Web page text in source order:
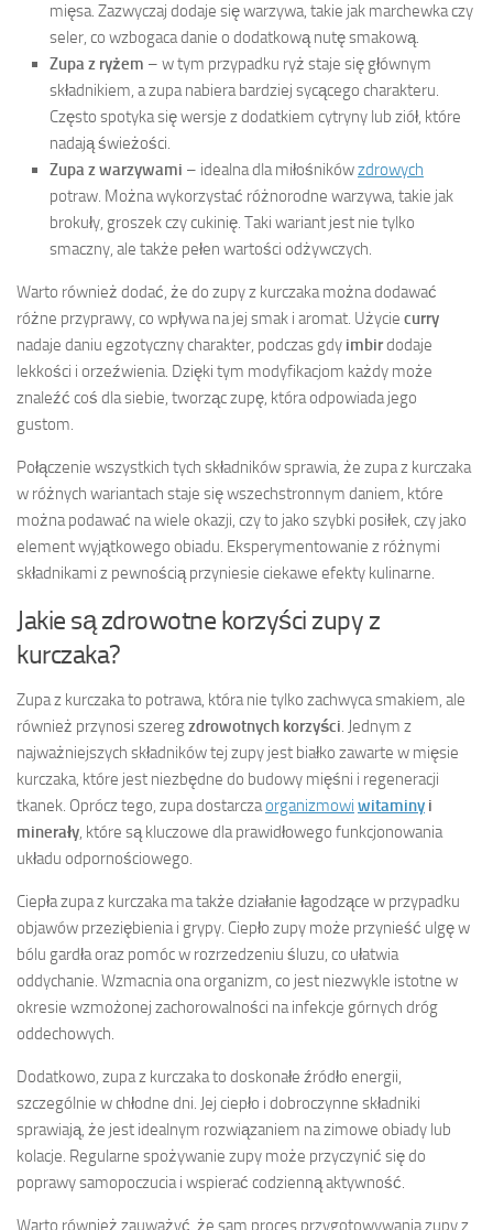
mięsa. Zazwyczaj dodaje się warzywa, takie jak marchewka czy
seler, co wzbogaca danie o dodatkową nutę smakową.
Zupa z ryżem – w tym przypadku ryż staje się głównym
składnikiem, a zupa nabiera bardziej sycącego charakteru.
Często spotyka się wersje z dodatkiem cytryny lub ziół, które
nadają świeżości.
Zupa z warzywami – idealna dla miłośnikówzdrowych
potraw. Można wykorzystać różnorodne warzywa, takie jak
brokuły, groszek czy cukinię. Taki wariant jest nie tylko
smaczny, ale także pełen wartości odżywczych.
Warto również dodać, że do zupy z kurczaka można dodawać
różne przyprawy, co wpływa na jej smak i aromat. Użycie curry
nadaje daniu egzotyczny charakter, podczas gdy imbirdodaje
lekkości i orzeźwienia. Dzięki tym modyfikacjom każdy może
znaleźć coś dla siebie, tworząc zupę, która odpowiada jego
gustom.
Połączenie wszystkich tych składników sprawia, że zupa z kurczaka
w różnych wariantach staje się wszechstronnym daniem, które
można podawać na wiele okazji, czy to jako szybki posiłek, czy jako
element wyjątkowego obiadu. Eksperymentowanie z różnymi
składnikami z pewnością przyniesie ciekawe efekty kulinarne.
Jakie są zdrowotne korzyści zupy z
kurczaka?
Zupa z kurczaka to potrawa, która nie tylko zachwyca smakiem, ale
również przynosi szeregzdrowotnych korzyści. Jednym z
najważniejszych składników tej zupy jest białko zawarte w mięsie
kurczaka, które jest niezbędne do budowy mięśni i regeneracji
tkanek. Oprócz tego, zupa dostarczaorganizmowi witaminy i
minerały, które są kluczowe dla prawidłowego funkcjonowania
układu odpornościowego.
Ciepła zupa z kurczaka ma także działanie łagodzące w przypadku
objawów przeziębienia i grypy. Ciepło zupy może przynieść ulgę w
bólu gardła oraz pomóc w rozrzedzeniu śluzu, co ułatwia
oddychanie. Wzmacnia ona organizm, co jest niezwykle istotne w
okresie wzmożonej zachorowalności na infekcje górnych dróg
oddechowych.
Dodatkowo, zupa z kurczaka to doskonałe źródło energii,
szczególnie w chłodne dni. Jej ciepło i dobroczynne składniki
sprawiają, że jest idealnym rozwiązaniem na zimowe obiady lub
kolacje. Regularne spożywanie zupy może przyczynić się do
poprawy samopoczucia i wspierać codzienną aktywność.
Warto również zauważyć, że sam proces przygotowywania zupy z